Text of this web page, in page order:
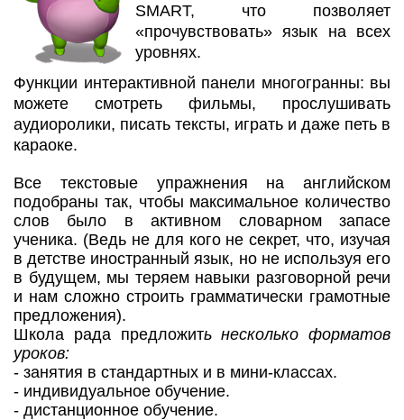
SMART, что позволяет
«прочувствовать» язык на всех
уровнях.
Функции интерактивной панели многогранны: вы
можете смотреть фильмы, прослушивать
аудиоролики, писать тексты, играть и даже петь в
караоке.
Все текстовые упражнения на английском
подобраны так, чтобы максимальное количество
слов было в активном словарном запасе
ученика. (Ведь не для кого не секрет, что, изучая
в детстве иностранный язык, но не используя его
в будущем, мы теряем навыки разговорной речи
и нам сложно строить грамматически грамотные
предложения).
Школа рада предложить несколько форматов
уроков:
- занятия в стандартных и в мини-классах.
- индивидуальное обучение.
- дистанционное обучение.